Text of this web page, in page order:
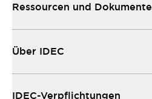
Ressourcen und Dokumente
Über IDEC
IDEC-Verpflichtungen